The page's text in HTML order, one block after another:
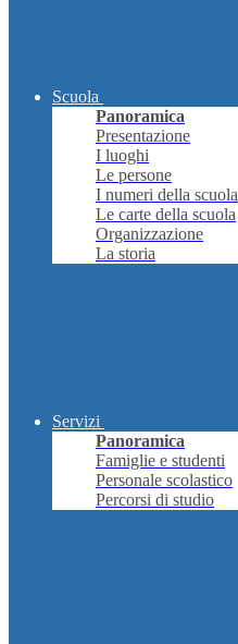
Scuola
Panoramica
Presentazione
I luoghi
Le persone
I numeri della scuola
Le carte della scuola
Organizzazione
La storia
Servizi
Panoramica
Famiglie e studenti
Personale scolastico
Percorsi di studio